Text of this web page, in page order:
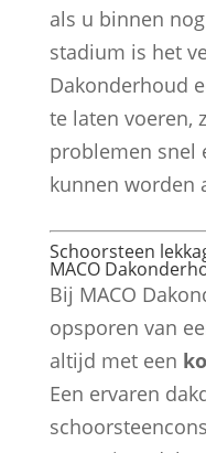
als u binnen
stadium is het
Dakonderhoud
te laten voeren,
problemen snel
kunnen worden
Schoorsteen
MACO
Bij MACO
opsporen van
altijd met een
Een ervaren